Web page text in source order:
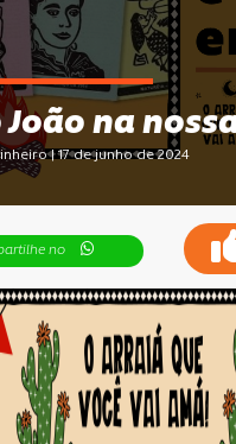
João na
| 17 de junho de 2024
no